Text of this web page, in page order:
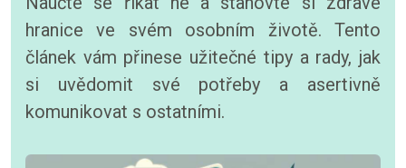
hranice ve svém osobním životě. Tento
článek vám přinese užitečné tipy a rady, jak
si uvědomit své potřeby a asertivně
komunikovat s ostatními.